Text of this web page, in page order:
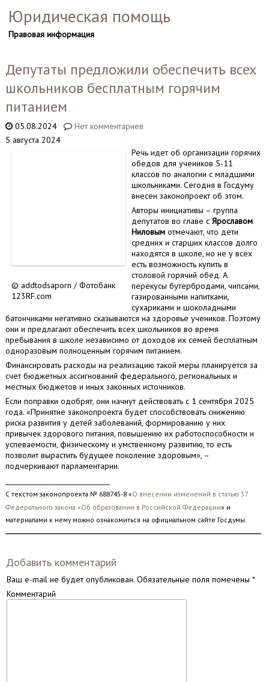
Юридическая помощь
Правовая информация
Депутаты предложили обеспечить всех
школьников бесплатным горячим
питанием
05.08.2024
Нет комментариев
5 августа 2024
© addtodsaporn / Фотобанк
123RF.com
Речь идет об организации горячих
обедов для учеников 5-11
классов по аналогии с младшими
школьниками. Сегодня в Госдуму
внесен законопроект об этом.
Авторы инициативы – группа
депутатов во главе с Ярославом
Ниловымотмечают, что дети
средних и старших классов долго
находятся в школе, но не у всех
есть возможность купить в
столовой горячий обед. А
перекусы бутербродами, чипсами,
газированными напитками,
сухариками и шоколадными
батончиками негативно сказываются на здоровье учеников. Поэтому
они и предлагают обеспечить всех школьников во время
пребывания в школе независимо от доходов их семей бесплатным
одноразовым полноценным горячим питанием.
Финансировать расходы на реализацию такой меры планируется за
счет бюджетных ассигнований федерального, региональных и
местных бюджетов и иных законных источников.
Если поправки одобрят, они начнут действовать с 1 сентября 2025
года. «Принятие законопроекта будет способствовать снижению
риска развития у детей заболеваний, формированию у них
привычек здорового питания, повышению их работоспособности и
успеваемости, физическому и умственному развитию, то есть
позволит вырастить будущее поколение здоровым», –
подчеркивают парламентарии.
С текстом законопроекта № 688745-8 «О внесении изменений в статью 37
Федерального закона «Об образовании в Российской Федерации» и
материалами к нему можно ознакомиться на официальном сайте Госдумы.
Добавить комментарий
Ваш e-mail не будет опубликован.Обязательные поля помечены *
Комментарий